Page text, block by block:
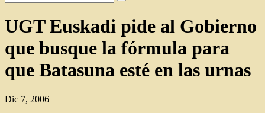
UGT Euskadi pide al Gobierno
que busque la fórmula para
que Batasuna esté en las urnas
Dic 7, 2006